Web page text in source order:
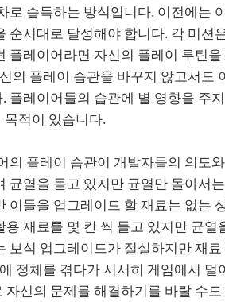
로 습득하는 방식입니다. 이전에는
순서대로 달성해야 합니다. 각 미션
플레이어라면 자신의 플레이 루틴
의 플레이 습관을 바꾸지 않고서도
플레이어들의 습관에 별 영향을 주
목적이 있습니다.
의 플레이 습관이 개발자들의 의도
균열을 돌고 있지만 균열만 돌아서
이들을 업그레이드 할 재료는 없는
재료를 몇 칸 씩 들고 있지만 균
보석 업그레이드가 절실하지만 재
정체를 겪다가 서서히 게임에서
자신의 문제를 해결하기를 바랄 수